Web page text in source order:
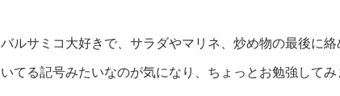
バルサミコ大好きで、サラダやマリネ、炒め物の最後に
いてる記号みたいなのが気になり、ちょっとお勉強してみ